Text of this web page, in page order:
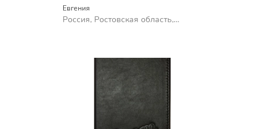
Евгения
Россия, Ростовская область,